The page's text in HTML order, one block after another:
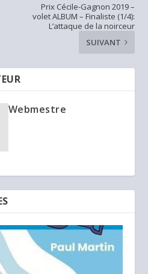
Prix Cécile-Gagnon 2019 –
volet ALBUM – Finaliste (1/4):
L’attaque de la noirceur
SUIVANT
Webmestre